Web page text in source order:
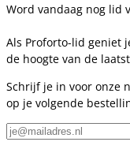
Word vandaag nog lid
Als Proforto-lid geniet
de hoogte van de
Schrijf je in voor onze
op je volgende